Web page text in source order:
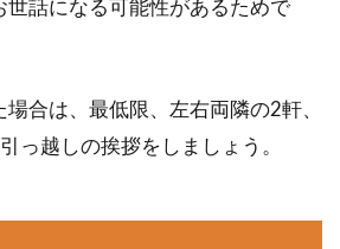
世話になる可能性があるためで
合は、最低限、左右両隣の2軒、
っ越しの挨拶をしましょう。